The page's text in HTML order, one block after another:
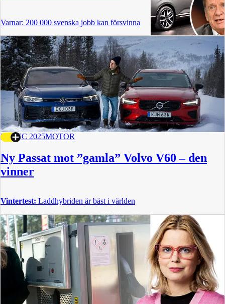
Varnar: 200 000 svenska jobb kan försvinna
22 DEC 2025MOTOR
Ny Passat mot ”gamla” Volvo V60 – den
vinner
Vintertest: Laddhybriden är bäst i världen